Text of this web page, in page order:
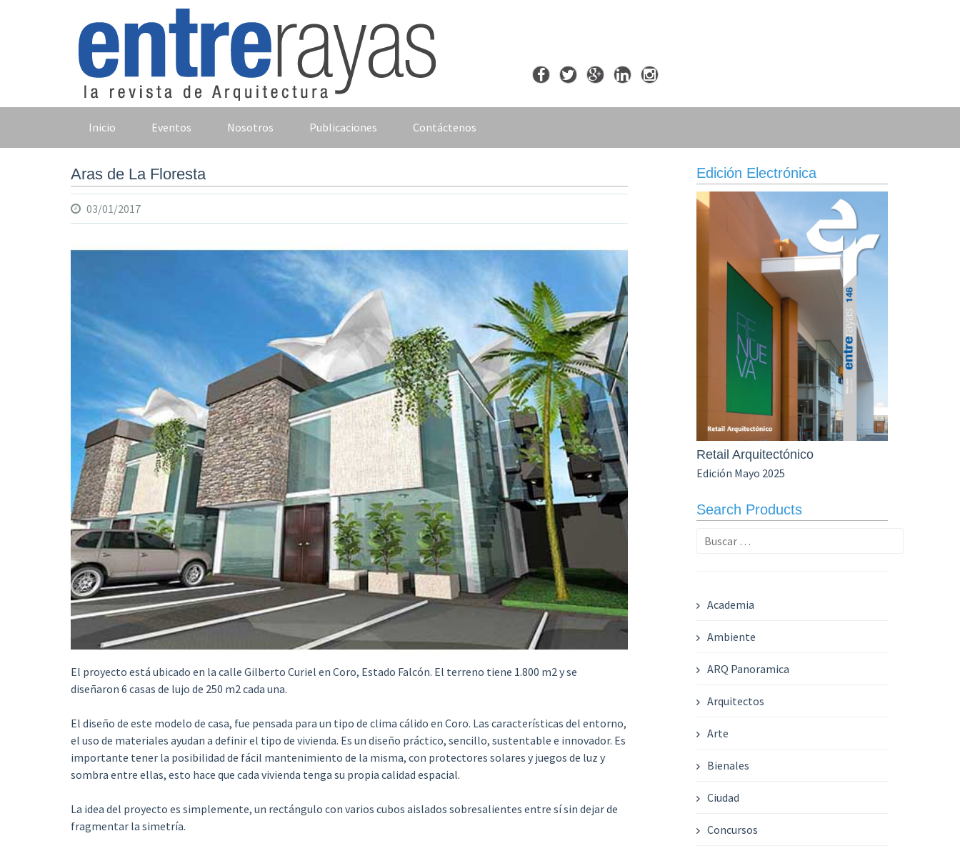
Inicio Eventos Nosotros Publicaciones Contáctenos
Aras de La Floresta
03/01/2017
El proyecto está ubicado en la calle Gilberto Curiel en Coro, Estado Falcón. El terreno tiene 1.800 m2 y se
diseñaron 6 casas de lujo de 250 m2 cada una.
El diseño de este modelo de casa, fue pensada para un tipo de clima cálido en Coro. Las características del entorno,
el uso de materiales ayudan a definir el tipo de vivienda. Es un diseño práctico, sencillo, sustentable e innovador. Es
importante tener la posibilidad de fácil mantenimiento de la misma, con protectores solares y juegos de luz y
sombra entre ellas, esto hace que cada vivienda tenga su propia calidad espacial.
La idea del proyecto es simplemente, un rectángulo con varios cubos aislados sobresalientes entre sí sin dejar de
fragmentar la simetría.
Edición Electrónica
Retail Arquitectónico
Edición Mayo 2025
Search Products
Buscar:
Academia
Ambiente
ARQ Panoramica
Arquitectos
Arte
Bienales
Ciudad
Concursos